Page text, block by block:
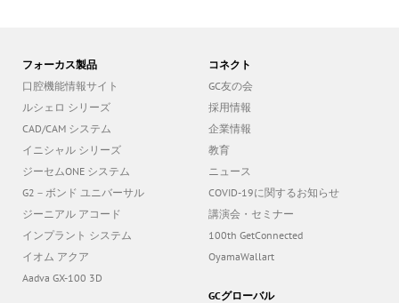
フォーカス製品
口腔機能情報サイト
ルシェロ シリーズ
CAD/CAM システム
イニシャル シリーズ
ジーセムONE システム
G2－ボンド ユニバーサル
ジーニアル アコード
インプラント システム
イオム アクア
Aadva GX-100 3D
コネクト
GC友の会
採用情報
企業情報
教育
ニュース
COVID-19に関するお知らせ
講演会・セミナー
100th GetConnected
OyamaWallart
GCグローバル